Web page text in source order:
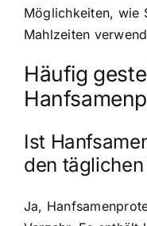
Möglichkeiten, wie
Mahlzeiten
Häufig
Ist
den
Ja,